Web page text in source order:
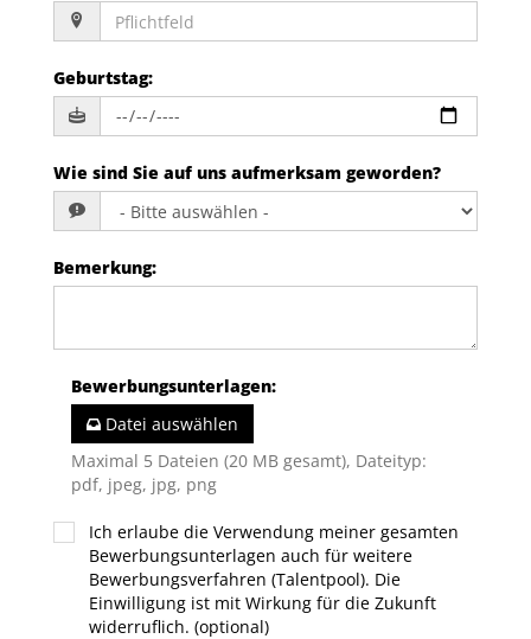
Geburtstag:
Wie sind Sie auf uns aufmerksam geworden?
Bemerkung:
Bewerbungsunterlagen:
Datei auswählen
Maximal 5 Dateien (20 MB gesamt), Dateityp:
pdf, jpeg, jpg, png
Ich erlaube die Verwendung meiner gesamten
Bewerbungsunterlagen auch für weitere
Bewerbungsverfahren (Talentpool). Die
Einwilligung ist mit Wirkung für die Zukunft
widerruflich. (optional)